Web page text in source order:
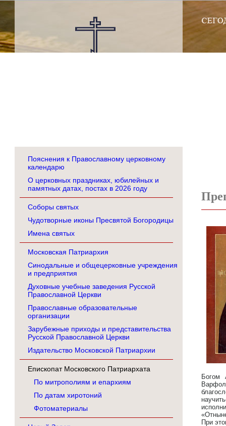
Пояснения к Православному церковному
календарю
О церковных праздниках, юбилейных и
памятных датах, постах в 2026 году
Соборы святых
Чудотворные иконы Пресвятой Богородицы
Имена святых
Московская Патриархия
Синодальные и общецерковные учреждения
и предприятия
Духовные учебные заведения Русской
Православной Церкви
Православные образовательные
организации
Зарубежные приходы и представительства
Русской Православной Церкви
Издательство Московской Патриархии
Епископат Московского Патриархата
По митрополиям и епархиям
По датам хиротоний
Фотоматериалы
Богом
При